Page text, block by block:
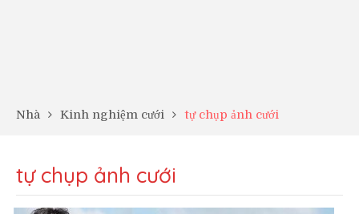
Nhà Kinh nghiệm cưới tự chụp ảnh cưới
tự chụp ảnh cưới